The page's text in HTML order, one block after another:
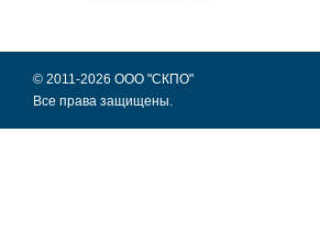
© 2011-2026 ООО "СКПО"
Все права защищены.